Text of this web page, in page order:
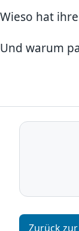
Wieso hat
Und warum
Zurück